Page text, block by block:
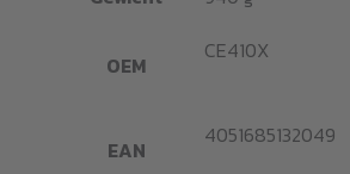
OEM
CE410X
EAN
4051685132049